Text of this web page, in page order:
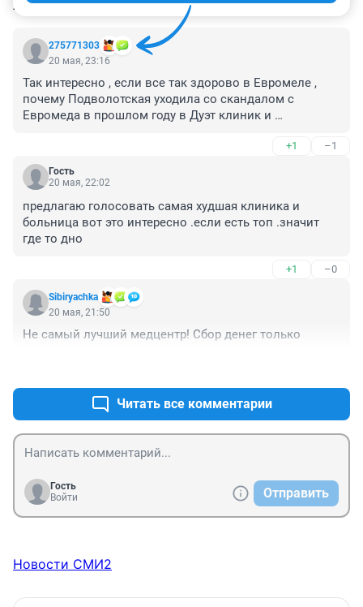
КОММЕНТАРИИ 6
275771303
20 мая, 23:16
Так интересно , если все так здорово в Евромеле ,
почему Подволотская уходила со скандалом с
Евромеда в прошлом году в Дуэт клиник и
когда попросили с Дуэта ? Вот и приверженность и
высокие слова о работе и коллективе :-)
+1 –1
Гость
20 мая, 22:02
предлагаю голосовать самая худшая клиника и
больница вот это интересно .если есть топ .значит
где то дно
+1 –0
Sibiryachka
20 мая, 21:50
Не самый лучший медцентр! Сбор денег только
Читать все комментарии
Гость
Войти
Отправить
Новости СМИ2